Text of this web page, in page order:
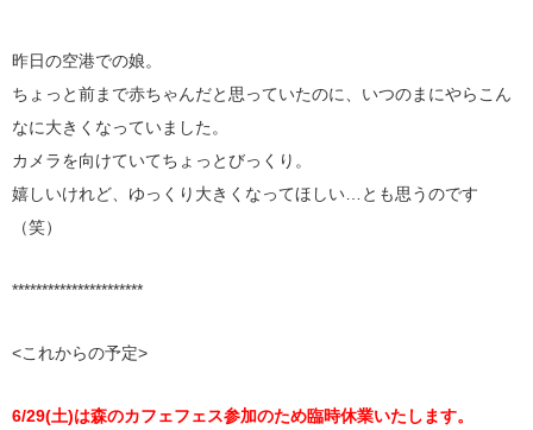
昨日の空港での娘。
ちょっと前まで赤ちゃんだと思っていたのに、いつのまにやらこん
なに大きくなっていました。
カメラを向けていてちょっとびっくり。
嬉しいけれど、ゆっくり大きくなってほしい…とも思うのです
（笑）
**********************
<これからの予定>
6/29(土)は森のカフェフェス参加のため臨時休業いたします。